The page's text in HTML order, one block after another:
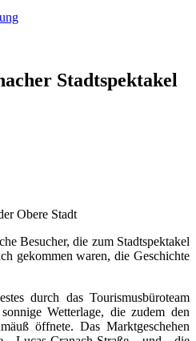
Stadtspektakel
Obere Stadt
Besucher, die zum Stadtspektakel
gekommen waren, die Geschichte
durch das Tourismusbüroteam
Wetterlage, die zudem den
öffnete. Das Marktgeschehen